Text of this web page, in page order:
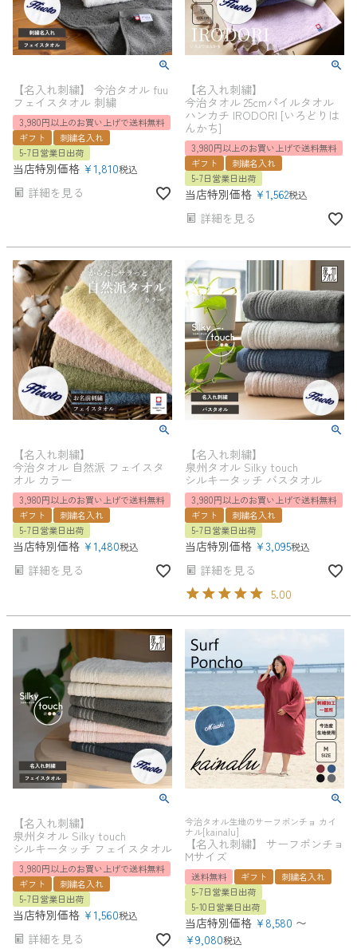
【名入れ刺繍】 今治タオル fuu
フェイスタオル 刺繍
3,980円以上のお買い上げで送料無料
ギフト
刺繍名入れ
5-7日営業日出荷
当店特別価格 ¥1,810税込
詳細を見る
【名入れ刺繍】
今治タオル 25cmパイルタオル
ハンカチ IRODORI [いろどりは
んかち]
3,980円以上のお買い上げで送料無料
ギフト
刺繍名入れ
5-7日営業日出荷
当店特別価格 ¥1,562税込
詳細を見る
【名入れ刺繍】
今治タオル 自然派 フェイスタ
オル カラー
3,980円以上のお買い上げで送料無料
ギフト
刺繍名入れ
5-7日営業日出荷
当店特別価格 ¥1,480税込
詳細を見る
【名入れ刺繍】
泉州タオル Silky touch
シルキータッチ バスタオル
3,980円以上のお買い上げで送料無料
ギフト
刺繍名入れ
5-7日営業日出荷
当店特別価格 ¥3,095税込
詳細を見る
5.00
【名入れ刺繍】
泉州タオル Silky touch
シルキータッチ フェイスタオル
3,980円以上のお買い上げで送料無料
ギフト
刺繍名入れ
5-7日営業日出荷
当店特別価格 ¥1,560税込
詳細を見る
今治タオル生地のサーフポンチョ カイ
ナル[kainalu]
【名入れ刺繍】 サーフポンチョ
Mサイズ
送料無料 ギフト
刺繍名入れ
5-7日営業日出荷
5-10日営業日出荷
当店特別価格 ¥ 8,580 〜
¥9,080税込